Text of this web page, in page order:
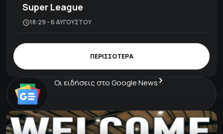
Super League
18:29 - 6 ΑΥΓΟΎΣΤΟΥ
ΠΕΡΙΣΣΟΤΕΡΑ
Οι ειδήσεις στο Google News